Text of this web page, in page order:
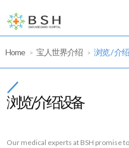
Home > 宝人世界介绍 > 浏览 / 介
浏览 / 介绍设备
Our medical experts at BSH promise